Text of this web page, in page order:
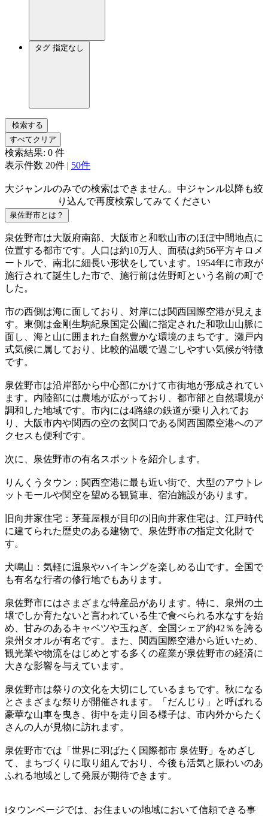
タグ 指定なし
検索する
すべてクリア
検索結果: 0 件
表示件数 20件 | 50件
大ジャンルのみでの検索はできません。中ジャンル以降も絞
り込んで再度検索してみてください
泉佐野市とは？
泉佐野市は大阪府南部、大阪市と和歌山市のほぼ中間地点に
位置する都市です。人口は約10万人、面積は約56平方キロメ
ートルで、南北に細長い形状をしています。1954年に市政が
施行されて誕生した市で、施行前は佐野町という名前の町で
した。
市の西側は海に面しており、対岸には関西国際空港が見えま
す。東側は金剛生駒紀泉国定公園に指定された和歌山山脈に
面し、海と山に囲まれた自然豊かな環境のまちです。瀬戸内
式気候に属しており、比較的温暖で過ごしやすい気候が特徴
です。
泉佐野市は沿岸部から中心部にかけて市街地が形成されてい
ます。内陸部には農地が広がっており、都市部と自然環境が
調和した地域です。市内には4路線の鉄道が乗り入れてお
り、大阪市内や関西の空の玄関口である関西国際空港へのア
クセスも便利です。
次に、泉佐野市の有名スポットを紹介します。
りんくうタウン：関西空港に最も近い街で、大型のアウトレ
ットモールや関空を望める観覧車、宿泊施設があります。
旧向井家住宅：茅葺屋根が目印の旧向井家住宅は、江戸時代
に建てられた歴史のある建物で、泉佐野市の指定文化財で
す。
犬鳴山：気軽に温泉やハイキングを楽しめる山です。全国で
も有名な行者の修行地でもあります。
泉佐野市にはさまざまな特産品があります。特に、泉州の土
壌でしか育たないと言われている生で食べられる水なすを始
め、甘みのあるキャベツや玉ねぎ、全国シェア約42％を誇る
泉州タオルが有名です。また、関西国際空港から近いため、
観光業や物流をはじめとする多くの産業が泉佐野市の経済に
大きな影響を与えています。
泉佐野市は祭りの文化を大切にしているまちです。秋になる
とさまざまな祭りが開催されます。「だんじり」と呼ばれる
豪華な山車を曳き、街中を走り回る様子は、市内外からたく
さんの人が見物に訪れます。
泉佐野市では「世界に羽ばたく国際都市 泉佐野」をめざし
て、まちづくりに取り組んでおり、今後も活気と賑わいのあ
ふれる地域として発展が期待できます。
iタウンページでは、お住まいの地域において信頼できる事